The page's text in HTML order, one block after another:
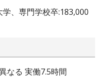
、専門学校卒:183,000
なる 実働7.5時間